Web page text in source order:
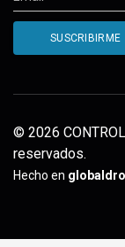
© 2026
reservados.
Hecho en